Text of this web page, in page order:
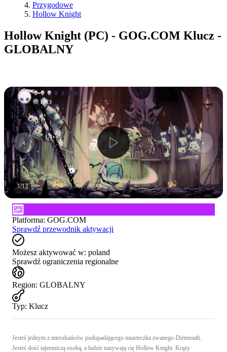
Przygodowe
Hollow Knight
Hollow Knight (PC) - GOG.COM Klucz -
GLOBALNY
1/13
Platforma: GOG.COM
Sprawdź przewodnik aktywacji
Możesz aktywować w: poland
Sprawdź ograniczenia regionalne
Region: GLOBALNY
Typ: Klucz
Jesteś jednym z mieszkańców podupadającego miasteczka zwanego Dirtmouth.
Jesteś dość tajemniczą osobą, a ludzie nazywają cię Hollow Knight. Krąży